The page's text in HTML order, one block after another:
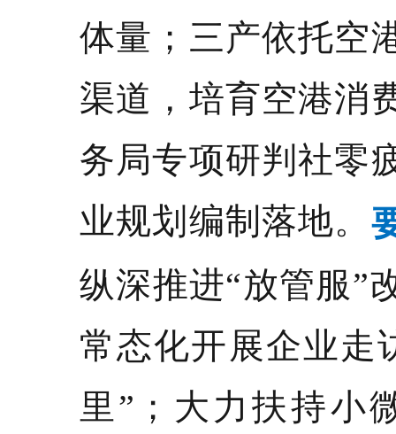
体量；三产依托空
渠道，培育空港消
务局专项研判社零
业规划编制落地。
纵深推进“放管服”
常态化开展企业走
里”；大力扶持小